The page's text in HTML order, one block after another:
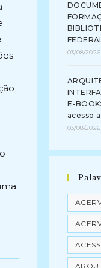
03/08/2026
E-
acesso
03/08/2026